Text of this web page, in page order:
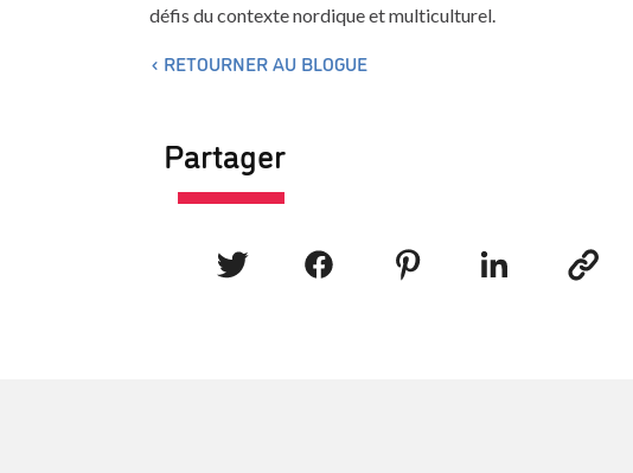
défis du contexte nordique et multiculturel.
RETOURNER AU BLOGUE
Partager